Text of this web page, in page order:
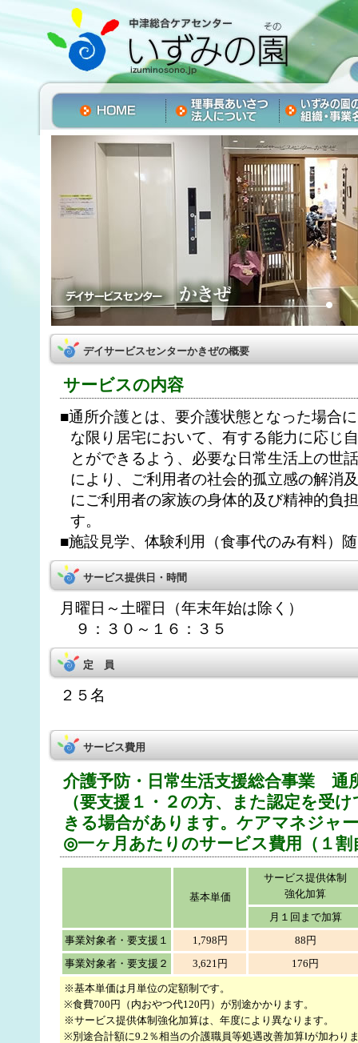
デイサービスセンターかきぜの概要
サービスの内容
■通所介護とは、要介護状態となった場合
な限り居宅において、有する能力に応じ
とができるよう、必要な日常生活上の世
により、ご利用者の社会的孤立感の解消
にご利用者の家族の身体的及び精神的負
す。
■施設見学、体験利用（食事代のみ有料）
サービス提供日・時間
月曜日～土曜日（年末年始は除く）
９：３０～１６：３５
定 員
２５名
サービス費用
介護予防・日常生活支援総合事業 通
（要支援１・２の方、また認定を受
きる場合があります。ケアマネジャ
◎一ヶ月あたりのサービス費用（１割
基本単価
サービス提供体制
強化加算
月１回まで加算
事業対象者・要支援１
1,798円
88円
事業対象者・要支援２
3,621円 176円
※基本単価は月単位の定額制です。
※食費700円（内おやつ代120円）が別途かかります。
※サービス提供体制強化加算は、年度により異なります。
※別途合計額に9.2％相当の介護職員等処遇改善加算Ⅰが加わり